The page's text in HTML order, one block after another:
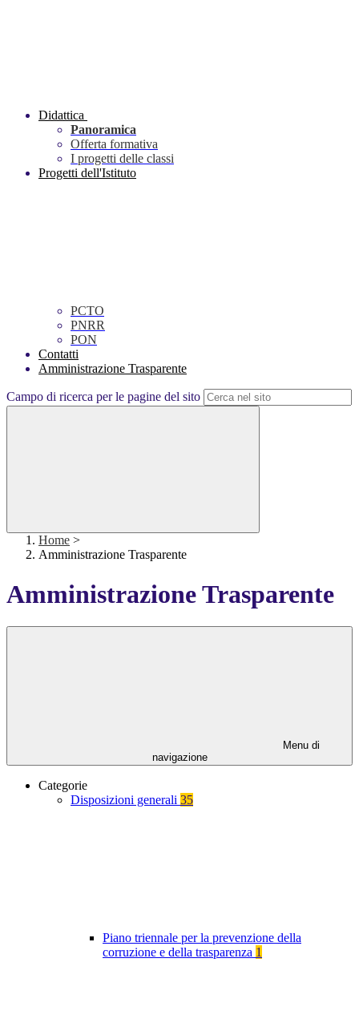
Didattica
Panoramica
Offerta formativa
I progetti delle classi
Progetti dell'Istituto
PCTO
PNRR
PON
Contatti
Amministrazione Trasparente
Campo di ricerca per le pagine del sito
Home >
Amministrazione Trasparente
Amministrazione Trasparente
Menu di
navigazione
Categorie
Disposizioni generali 35
Piano triennale per la prevenzione della
corruzione e della trasparenza 1